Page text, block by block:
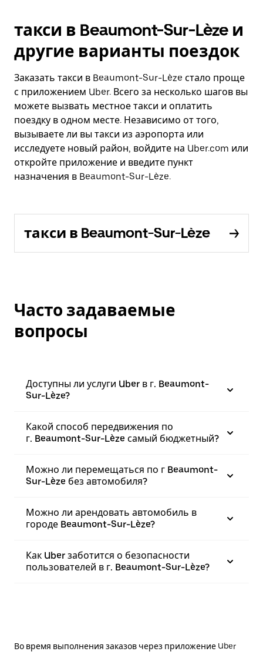
такси в Beaumont-Sur-Lèze и
другие варианты поездок
Заказать такси в Beaumont-Sur-Lèze стало проще
с приложением Uber. Всего за несколько шагов вы
можете вызвать местное такси и оплатить
поездку в одном месте. Независимо от того,
вызываете ли вы такси из аэропорта или
исследуете новый район, войдите на Uber.com или
откройте приложение и введите пункт
назначения в Beaumont-Sur-Lèze.
такси в Beaumont-Sur-Lèze
Часто задаваемые
вопросы
Доступны ли услуги Uber в г. Beaumont-
Sur-Lèze?
Какой способ передвижения по
г. Beaumont-Sur-Lèze самый бюджетный?
Можно ли перемещаться по г Beaumont-
Sur-Lèze без автомобиля?
Можно ли арендовать автомобиль в
городе Beaumont-Sur-Lèze?
Как Uber заботится о безопасности
пользователей в г. Beaumont-Sur-Lèze?
Во время выполнения заказов через приложение Uber